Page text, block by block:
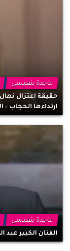
ماجدة بنعيسى
حقيقة اعتزال
ارتداءها الحجاب –
ماجدة بنعيسى
الفنان الكبير عبد